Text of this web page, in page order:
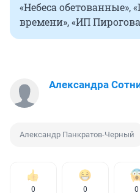
«Небеса обетованные»,
времени», «ИП
Александра
Александр Панкратов-Черный
0 0 0